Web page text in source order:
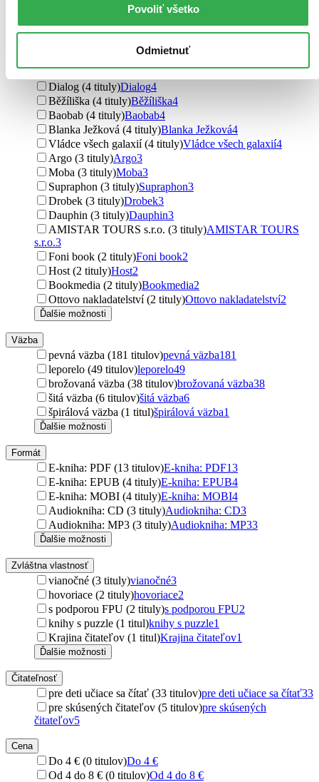
Povoliť všetko
Odmietnuť
AlleGro (5 titulov)AlleGro5
Vyšehrad
Grada 4
EX book (4 tituly)EX book4
Dialog (4 tituly)Dialog4
Běžíliška (4 tituly)Běžíliška4
Baobab (4 tituly)Baobab4
Blanka Ježková (4 tituly)Blanka Ježková4
Vládce všech galaxií (4 tituly)Vládce všech galaxií4
Argo (3 tituly)Argo3
Moba (3 tituly)Moba3
Supraphon (3 tituly)Supraphon3
Drobek (3 tituly)Drobek3
Dauphin (3 tituly)Dauphin3
AMISTAR TOURS s.r.o. (3 tituly)AMISTAR TOURS
s.r.o.3
Foni book (2 tituly)Foni book2
Host (2 tituly)Host2
Bookmedia (2 tituly)Bookmedia2
Ottovo nakladatelství (2 tituly)Ottovo nakladatelství2
Ďalšie možnosti
Väzba
pevná väzba (181 titulov)pevná väzba181
leporelo (49 titulov)leporelo49
brožovaná väzba (38 titulov)brožovaná väzba38
šitá väzba (6 titulov)šitá väzba6
špirálová väzba (1 titul)špirálová väzba1
Ďalšie možnosti
Formát
E-kniha: PDF (13 titulov)E-kniha: PDF13
E-kniha: EPUB (4 tituly)E-kniha: EPUB4
E-kniha: MOBI (4 tituly)E-kniha: MOBI4
Audiokniha: CD (3 tituly)Audiokniha: CD3
Audiokniha: MP3 (3 tituly)Audiokniha: MP33
Ďalšie možnosti
Zvláštna vlastnosť
vianočné (3 tituly)vianočné3
hovoriace (2 tituly)hovoriace2
s podporou FPU (2 tituly)s podporou FPU2
knihy s puzzle (1 titul)knihy s puzzle1
Krajina čitateľov (1 titul)Krajina čitateľov1
Ďalšie možnosti
Čitateľnosť
pre deti učiace sa čítať (33 titulov)pre deti učiace sa čítať33
pre skúsených čitateľov (5 titulov)pre skúsených
čitateľov5
Cena
Do 4 € (0 titulov)Do 4 €
Od 4 do 8 € (0 titulov)Od 4 do 8 €